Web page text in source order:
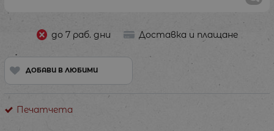
до 7 раб. дни Доставка и плащане
ДОБАВИ В ЛЮБИМИ
Печатчета